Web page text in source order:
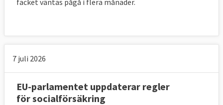
Europaparlamentarikerna. Även EU-
lagförslag är ett viktigt mål för påverkan
inom EU.
5. Vilka är arbetsmarknadens parter på
EU-nivå?
7 juli 2026
EU-parlamentet uppdaterar regler
för socialförsäkring